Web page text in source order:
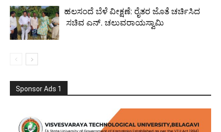
ಹಲಸಂದೆ ಬೆಳೆ ವೀಕ್ಷಣೆ: ರೈತರ ಜೊತೆ ಚರ್ಚಿಸಿದ
ಸಚಿವ ಎನ್. ಚಲುವರಾಯಸ್ವಾಮಿ
Sponsor Ads 1